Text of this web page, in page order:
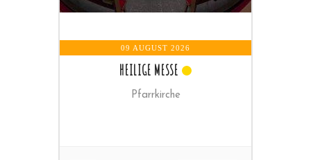
10 AUGUST 2026
SENIORENRUNDE
Pfarrheim